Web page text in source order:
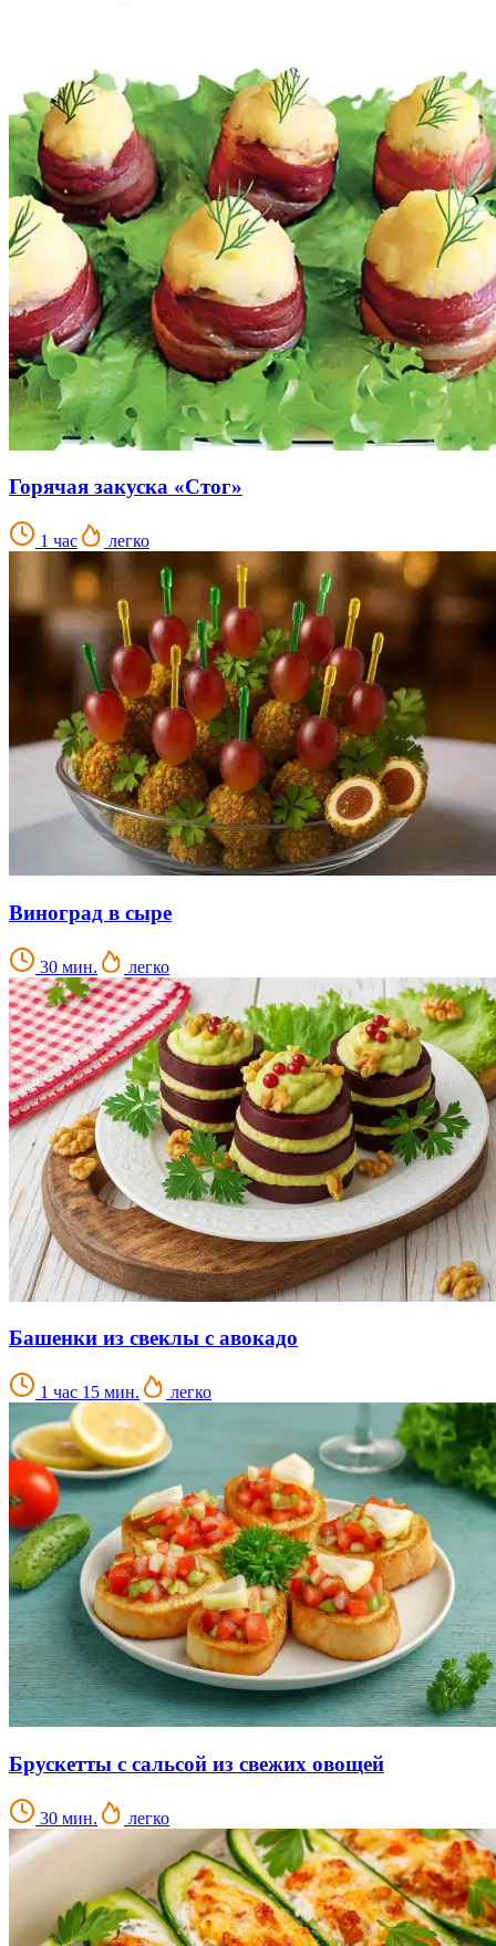
Горячая закуска «Стог»
1 час легко
Виноград в сыре
30 мин. легко
Башенки из свеклы с авокадо
1 час 15 мин. легко
Брускетты с сальсой из свежих овощей
30 мин. легко